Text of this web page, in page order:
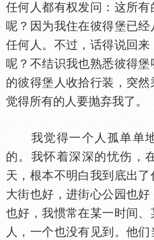
任何人都有权发问：这所有
呢？因为我住在彼得堡已
任何人。不过，话得说回
呢？不结识我也熟悉彼得
的彼得堡人收拾行装，突
觉得所有的人要抛弃我了。
我觉得一个人孤单单地
的。我怀着深深的忧伤，
天，根本不明白我到底出
大街也好，进街心公园也
也好，我惯常在某一时间
人，一个也没有见到。他